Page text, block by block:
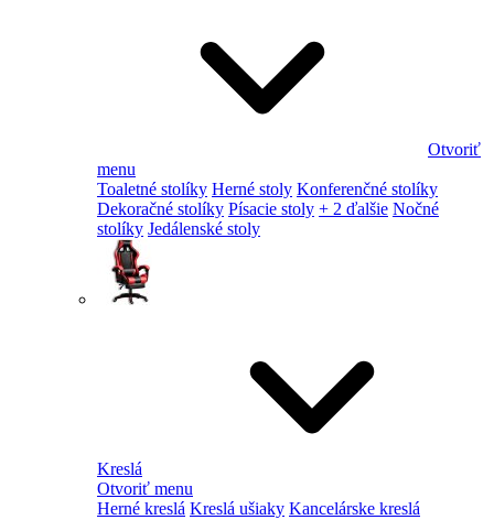
Otvoriť
menu
Toaletné stolíky Herné stoly Konferenčné stolíky
Dekoračné stolíky Písacie stoly + 2 ďalšie Nočné
stolíky Jedálenské stoly
Kreslá
Otvoriť menu
Herné kreslá Kreslá ušiaky Kancelárske kreslá